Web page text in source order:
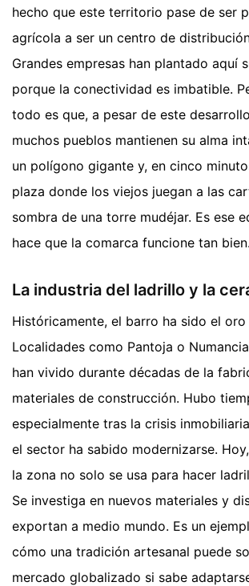
hecho que este territorio pase de ser
agrícola a ser un centro de
Grandes empresas han plantado aquí
porque la conectividad es imbatible.
todo es que, a pesar de este
muchos pueblos mantienen su alma
un polígono gigante y, en cinco
plaza donde los viejos juegan a las
sombra de una torre mudéjar. Es ese
hace que la comarca funcione tan bien.
La industria del ladrillo y la
Históricamente, el barro ha sido el
Localidades como Pantoja o
han vivido durante décadas de la
materiales de construcción. Hubo
especialmente tras la crisis
el sector ha sabido modernizarse.
la zona no solo se usa para hacer
Se investiga en nuevos materiales y
exportan a medio mundo. Es un
cómo una tradición artesanal puede
mercado globalizado si sabe